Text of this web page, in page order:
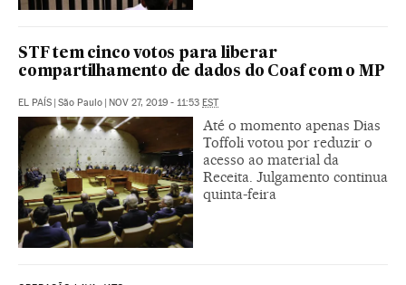
STF tem cinco votos para liberar
compartilhamento de dados do Coaf com o MP
EL PAÍS | São Paulo | NOV 27, 2019 - 11:53 EST
Até o momento apenas Dias
Toffoli votou por reduzir o
acesso ao material da
Receita. Julgamento continua
quinta-feira